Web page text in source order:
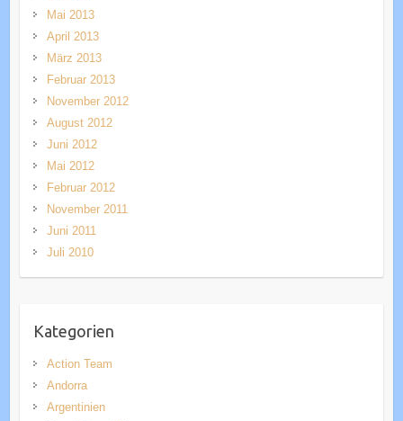
Mai 2013
April 2013
März 2013
Februar 2013
November 2012
August 2012
Juni 2012
Mai 2012
Februar 2012
November 2011
Juni 2011
Juli 2010
Kategorien
Action Team
Andorra
Argentinien